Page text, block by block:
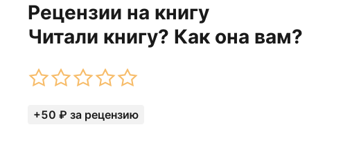
Рецензии на книгу
Читали книгу? Как она вам?
+50 ₽ за рецензию